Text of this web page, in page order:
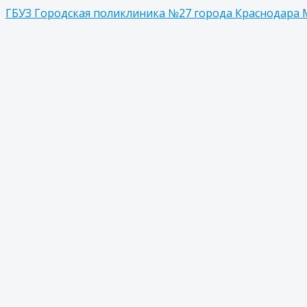
ГБУЗ Городская поликлиника №27 города Краснодара